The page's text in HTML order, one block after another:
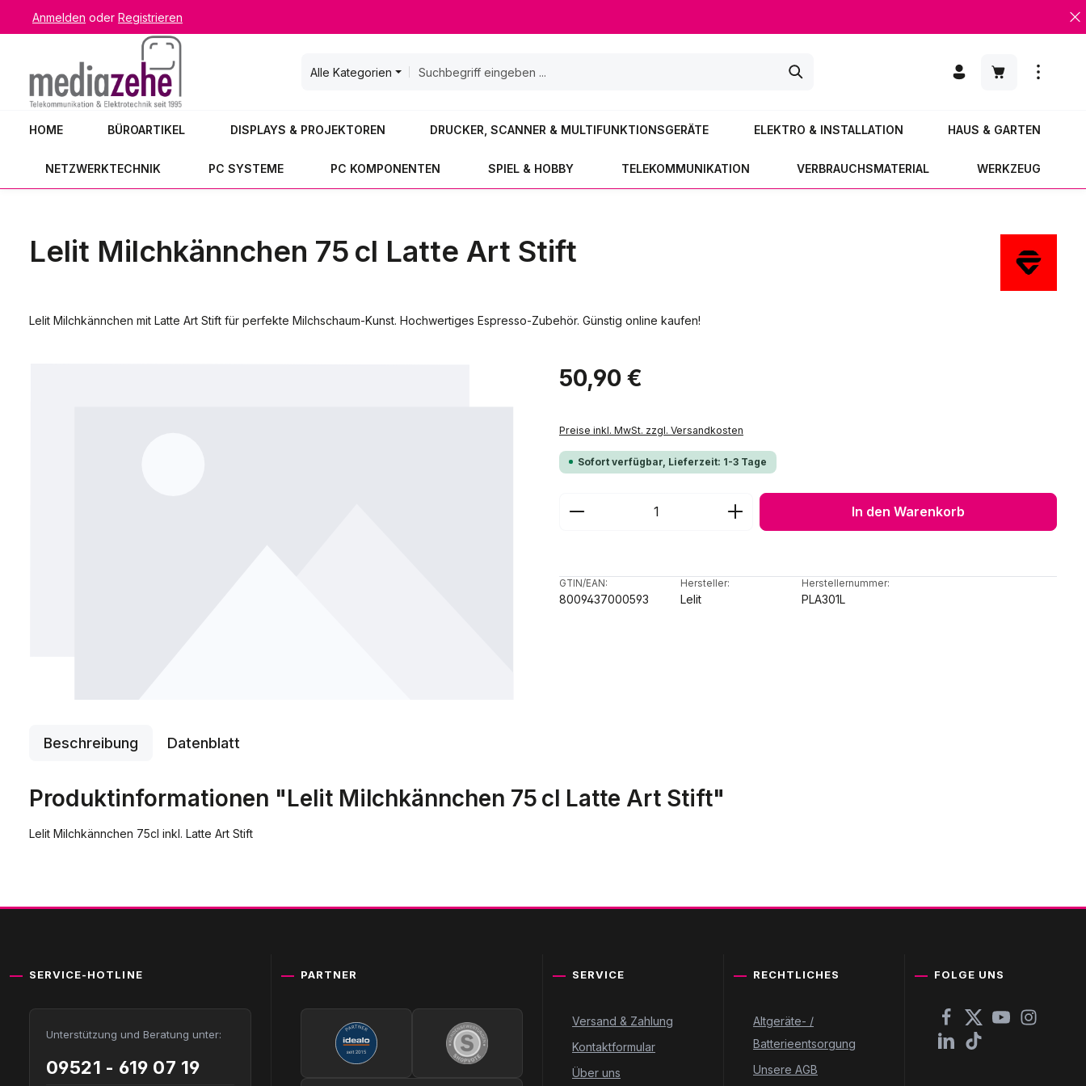
Hauptinhalt springen
Zur Suche springen
Zur Hauptnavigation springen
Anmelden oder Registrieren
Alle Kategorien
Warenkorb
HOME BÜROARTIKEL DISPLAYS & PROJEKTOREN DRUCKER, SCANNER & MULTIFUNKTIONSGERÄTE ELEKTRO & INSTALLATION HAUS & GARTEN
NETZWERKTECHNIK PC SYSTEME PC KOMPONENTEN SPIEL & HOBBY TELEKOMMUNIKATION VERBRAUCHSMATERIAL WERKZEUG
Lelit Milchkännchen 75 cl Latte Art Stift
Lelit Milchkännchen mit Latte Art Stift für perfekte Milchschaum-Kunst. Hochwertiges Espresso-Zubehör. Günstig online kaufen!
Regulärer Preis:
50,90 €
Preise inkl. MwSt. zzgl. Versandkosten
Sofort verfügbar, Lieferzeit: 1-3 Tage
Produkt Anzahl: Gib den gewünschten Wert ein oder
In den Warenkorb
GTIN/EAN:
8009437000593
Hersteller:
Lelit
Herstellernummer:
PLA301L
Beschreibung Datenblatt
Produktinformationen "Lelit Milchkännchen 75 cl Latte Art Stift"
Lelit Milchkännchen 75cl inkl. Latte Art Stift
SERVICE-HOTLINE
Unterstützung und Beratung unter:
09521 - 619 07 19
PARTNER SERVICE
Versand & Zahlung
Kontaktformular
Über uns
RECHTLICHES
Altgeräte- /
Batterieentsorgung
Unsere AGB
FOLGE UNS